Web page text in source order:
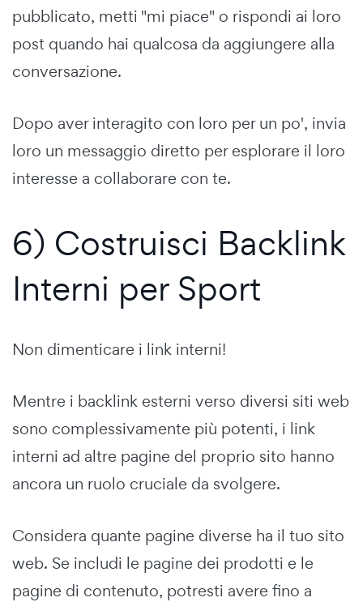
pubblicato, metti "mi piace" o rispondi ai loro
post quando hai qualcosa da aggiungere alla
conversazione.
Dopo aver interagito con loro per un po', invia
loro un messaggio diretto per esplorare il loro
interesse a collaborare con te.
6) Costruisci Backlink
Interni per Sport
Non dimenticare i link interni!
Mentre i backlink esterni verso diversi siti web
sono complessivamente più potenti, i link
interni ad altre pagine del proprio sito hanno
ancora un ruolo cruciale da svolgere.
Considera quante pagine diverse ha il tuo sito
web. Se includi le pagine dei prodotti e le
pagine di contenuto, potresti avere fino a